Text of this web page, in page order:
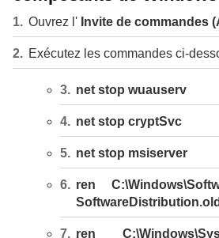
Ouvrez l' Invite de commandes
Exécutez les commandes ci-
net stop wuauserv
net stop cryptSvc
net stop msiserver
ren
SoftwareDistribution.old
ren